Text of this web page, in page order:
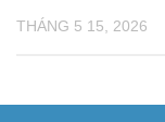
THÁNG 5 15, 2026